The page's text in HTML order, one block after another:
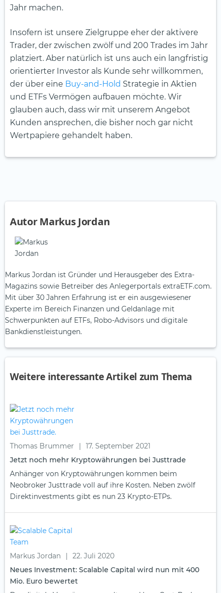
Jahr machen.
Insofern ist unsere Zielgruppe eher der aktivere
Trader, der zwischen zwölf und 200 Trades im Jahr
platziert. Aber natürlich ist uns auch ein langfristig
orientierter Investor als Kunde sehr willkommen,
der über eine Buy-and-Hold Strategie in Aktien
und ETFs Vermögen aufbauen möchte. Wir
glauben auch, dass wir mit unserem Angebot
Kunden ansprechen, die bisher noch gar nicht
Wertpapiere gehandelt haben.
Autor Markus Jordan
Markus Jordan ist Gründer und Herausgeber des Extra-
Magazins sowie Betreiber des Anlegerportals extraETF.com.
Mit über 30 Jahren Erfahrung ist er ein ausgewiesener
Experte im Bereich Finanzen und Geldanlage mit
Schwerpunkten auf ETFs, Robo-Advisors und digitale
Bankdienstleistungen.
Weitere interessante Artikel zum Thema
Thomas Brummer |
17. September 2021
Jetzt noch mehr Kryptowährungen bei Justtrade
Anhänger von Kryptowährungen kommen beim
Neobroker Justtrade voll auf ihre Kosten. Neben zwölf
Direktinvestments gibt es nun 23 Krypto-ETPs.
Markus Jordan |
22. Juli 2020
Neues Investment: Scalable Capital wird nun mit 400
Mio. Euro bewertet